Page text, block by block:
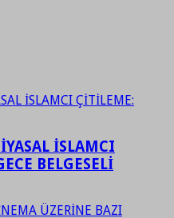
İSLAMCI
BELGESELİ